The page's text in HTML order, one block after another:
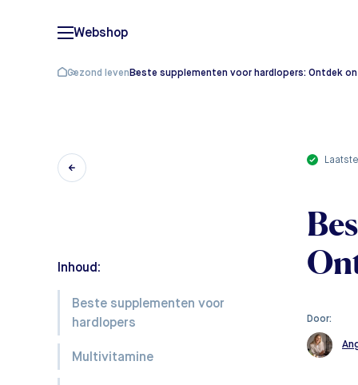
Webshop
Gezond leven Beste supplementen voor hardlopers: Ontdek
Inhoud:
Beste supplementen voor
hardlopers
Multivitamine
Door: